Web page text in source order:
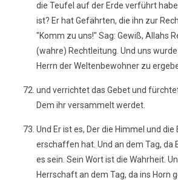
die Teufel auf der Erde verführt
ist? Er hat Gefährten, die ihn zur
"Komm zu uns!" Sag: Gewiß, Allahs
(wahre) Rechtleitung. Und uns
Herrn der Weltenbewohner zu
und verrichtet das Gebet und
Dem ihr versammelt werdet.
Und Er ist es, Der die Himmel und die
erschaffen hat. Und an dem Tag, da
es sein. Sein Wort ist die Wahrheit.
Herrschaft an dem Tag, da ins Horn